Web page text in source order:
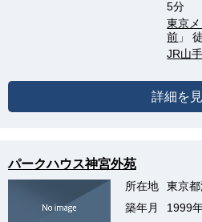
5分
東京
前 」
JR山
詳細を
パークハウス神宮外苑
所在地
東京
築年月
1999